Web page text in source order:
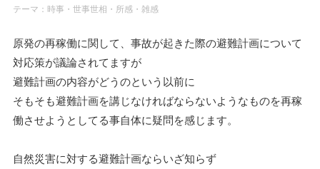
テーマ： 時事・世事世相・所感・雑感
原発の再稼働に関して、事故が起きた際の避難計画について
対応策が議論されてますが
避難計画の内容がどうのという以前に
そもそも避難計画を講じなければならないようなものを再稼
働させようとしてる事自体に疑問を感じます。
自然災害に対する避難計画ならいざ知らず